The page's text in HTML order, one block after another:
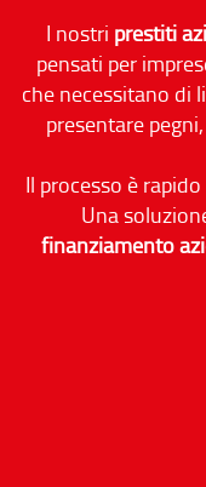
I nostri prestiti
pensati per
che necessitano di
presentare
Il processo è
Una
finanziamento